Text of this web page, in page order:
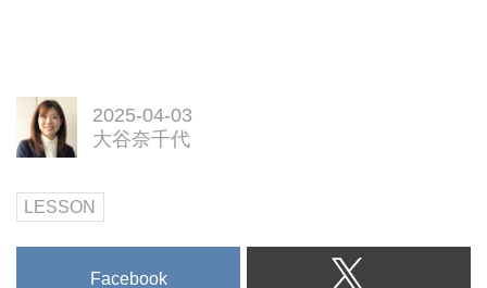
2025-04-03
大谷奈千代
LESSON
Facebook